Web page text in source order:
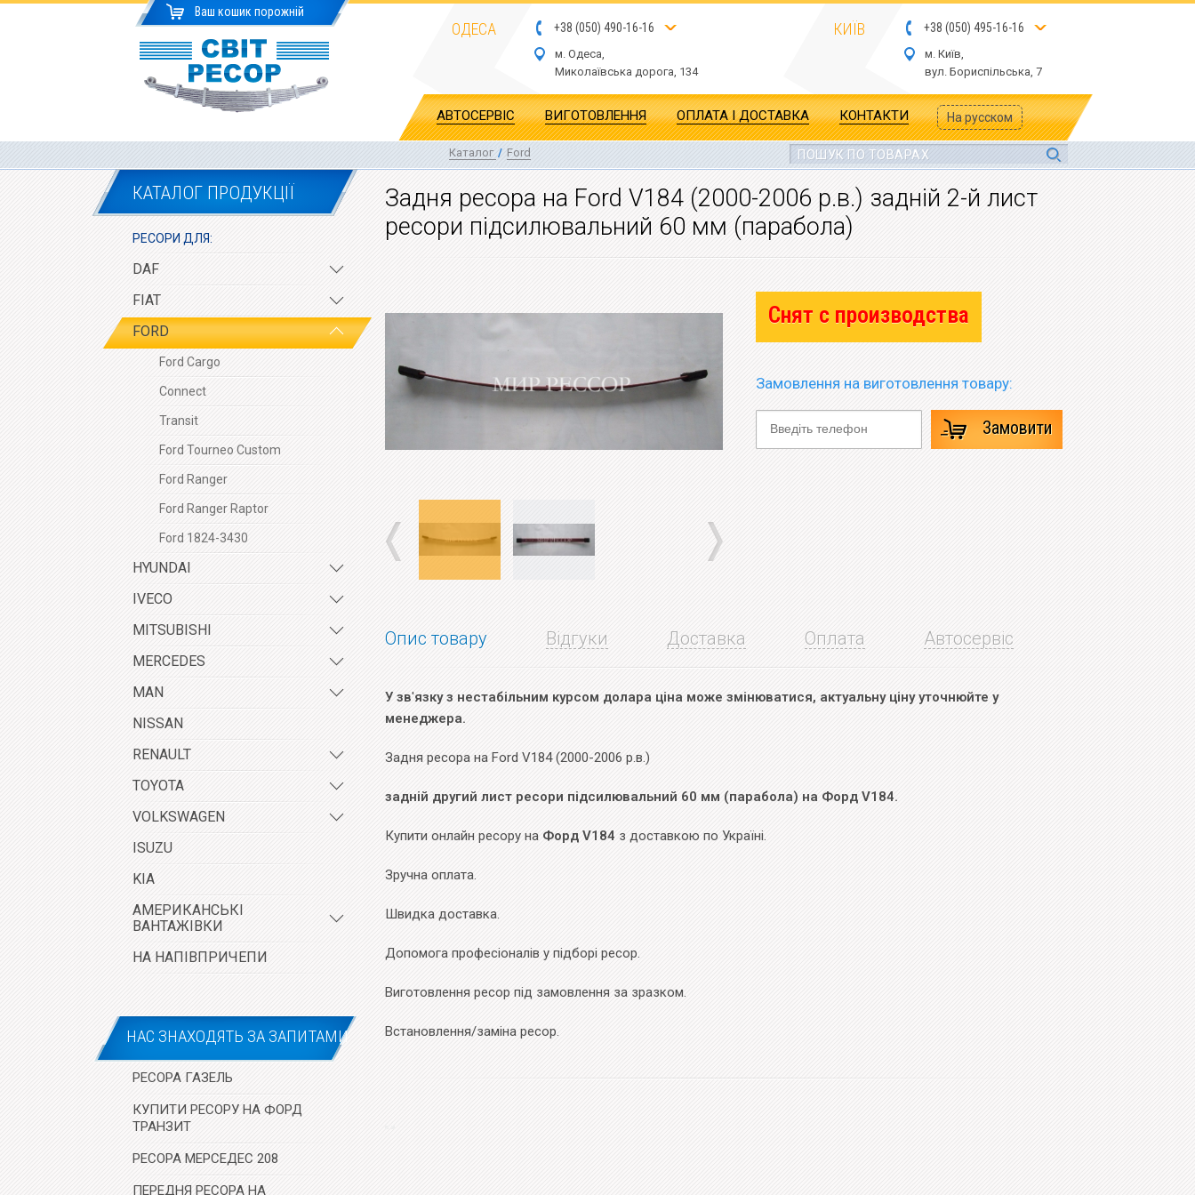
Ваш кошик порожній
ОДЕСА +38 (050) 490-16-16
м. Одеса,
Миколаївська дорога, 134
КИЇВ +38 (050) 495-16-16
м. Київ,
вул. Бориспільська, 7
АВТОСЕРВІС ВИГОТОВЛЕННЯ ОПЛАТА І ДОСТАВКА КОНТАКТИ На русском
КАТАЛОГ ПРОДУКЦІЇ
РЕСОРИ ДЛЯ:
DAF
FIAT
FORD
Ford Cargo
Connect
Transit
Ford Tourneo Custom
Ford Ranger
Ford Ranger Raptor
Ford 1824-3430
HYUNDAI
IVECO
MITSUBISHI
MERCEDES
MAN
NISSAN
RENAULT
TOYOTA
VOLKSWAGEN
ISUZU
KIA
АМЕРИКАНСЬКІ
ВАНТАЖІВКИ
НА НАПІВПРИЧЕПИ
НАС ЗНАХОДЯТЬ ЗА ЗАПИТАМИ
РЕСОРА ГАЗЕЛЬ
КУПИТИ РЕСОРУ НА ФОРД
ТРАНЗИТ
РЕСОРА МЕРСЕДЕС 208
ПЕРЕДНЯ РЕСОРА НА
Каталог / Ford
Задня ресора на Ford V184 (2000-2006 р.в.) задній 2-й лист
ресори підсилювальний 60 мм (парабола)
Снят с производства
Замовлення на виготовлення товару:
Замовити
Опис товару Відгуки Доставка Оплата Автосервіс
У зв'язку з нестабільним курсом долара ціна може змінюватися, актуальну ціну уточнюйте у
менеджера.
Задня ресора на Ford V184 (2000-2006 р.в.)
задній другий лист ресори підсилювальний 60 мм (парабола) на Форд V184.
Купити онлайн ресору на Форд V184 з доставкою по Україні.
Зручна оплата.
Швидка доставка.
Допомога професіоналів у підборі ресор.
Виготовлення ресор під замовлення за зразком.
Встановлення/заміна ресор.